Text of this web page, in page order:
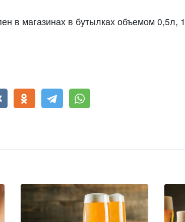
в магазинах в бутылках объемом 0,5л,